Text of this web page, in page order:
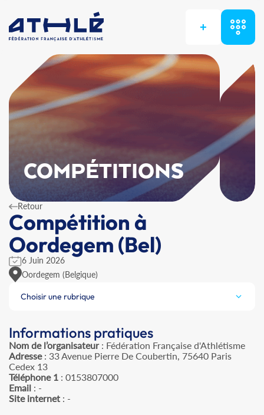
+
COMPÉTITIONS
Retour
Compétition à
Oordegem (Bel)
6 Juin 2026
Oordegem (Belgique)
Choisir une rubrique
Informations pratiques
Nom de l’organisateur: Fédération Française d'Athlétisme
Adresse: 33 Avenue Pierre De Coubertin, 75640 Paris
Cedex 13
Téléphone 1 : 0153807000
Email : -
Site internet : -